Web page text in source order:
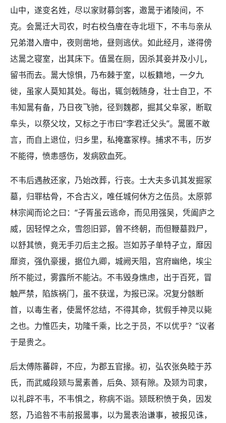
山中，遂变名姓，尽以家财募剑客，邀暠于诸陵间，不
克。会暠迁大司农，时右校刍廥在寺北垣下，不韦与亲从
兄弟潜入廥中，夜则凿地，昼则逃伏。如此经月，遂得傍
达暠之寝室，出其床下。值暠在厕，因杀其妾并及小儿，
留书而去。暠大惊惧，乃布棘于室，以板籍地，一夕九
徙，虽家人莫知其处。每出，辄剑戟随身，壮士自卫，不
韦知暠有备，乃日夜飞驰，径到魏郡，掘其父阜冢，断取
阜头，以祭父坟，又标之于市曰“李君迁父头”。暠匿不敢
言，而自上退位，归乡里，私掩塞冢椁。捕求不韦，历岁
不能得，愤恚感伤，发病欧血死。
不韦后遇赦还家，乃始改葬，行丧。士大夫多讥其发掘冢
墓，归罪枯骨，不合古义，唯任城何休方之伍员。太原郭
林宗闻而论之曰：“子胥虽云逃命，而见用强吴，凭阖庐之
威，因轻悍之众，雪怨旧郢，曾不终朝，而但鞭墓戮尸，
以舒其愤，竟无手刃后主之报。岂如苏子单特孑立，靡因
靡资，强仇豪援，据位九卿，城阙天阻，宫府幽绝，埃尘
所不能过，雾露所不能沾。不韦毁身燋虑，出于百死，冒
触严禁，陷族祸门，虽不获逞，为报已深。况复分骸断
首，以毒生者，使暠怀忿结，不得其命，犹假手神灵以毙
之也。力惟匹夫，功隆千乘，比之于员，不以优乎？”议者
于是贵之。
后太傅陈蕃辟，不应，为郡五官掾。初，弘农张奂睦于苏
氏，而武威段颎与暠素善，后奂、颎有隙。及颎为司隶，
以礼辟不韦，不韦惧之，称病不诣。颎既积愤于奂，因发
怒，乃追咎不韦前报暠事，以为暠表治谦事，被报见诛，